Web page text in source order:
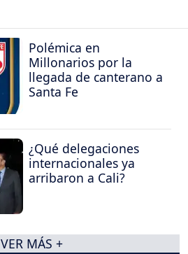
Polémica en
Millonarios por la
llegada de canterano a
Santa Fe
¿Qué delegaciones
internacionales ya
arribaron a Cali?
VER MÁS +